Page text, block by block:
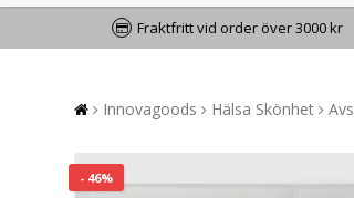
Fraktfritt vid order över 3000 kr
Innovagoods Hälsa Skönhet
- 46%